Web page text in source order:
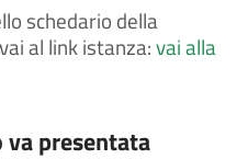
anticipate di
con il coniuge
schedario della
al link istanza:vai alla
presentata